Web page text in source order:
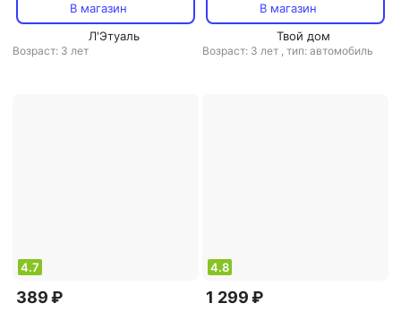
В магазин
Л'Этуаль
Возраст: 3 лет
В магазин
Твой дом
Возраст: 3 лет , тип: автомобиль
4.7
389 ₽
4.8
1 299 ₽